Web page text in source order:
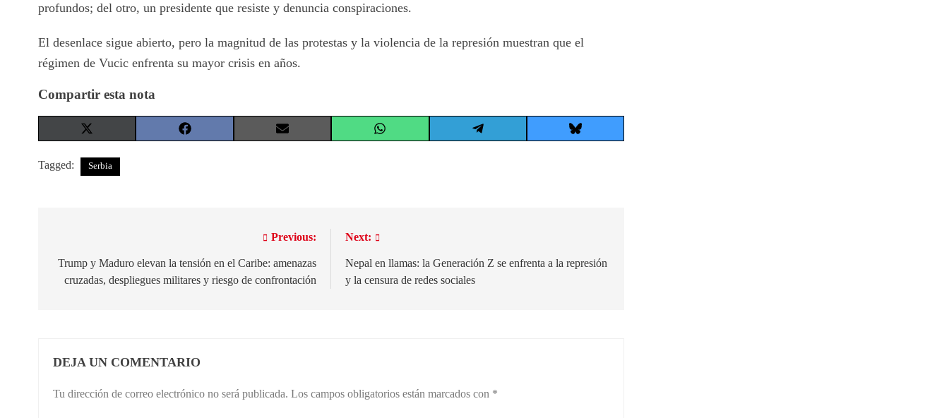
profundos; del otro, un presidente que resiste y denuncia conspiraciones.
El desenlace sigue abierto, pero la magnitud de las protestas y la violencia de la represión muestran que el
régimen de Vucic enfrenta su mayor crisis en años.
Compartir esta nota
Share
X
(Twitter)
Share
Share
Share
Share
Share
Tagged: Serbia
de
Previous:
Trump y Maduro elevan la tensión en el Caribe: amenazas
cruzadas, despliegues militares y riesgo de confrontación
Next:
Nepal en llamas: la Generación Z se enfrenta a la represión
y la censura de redes sociales
DEJA UN COMENTARIO
Tu dirección de correo electrónico no será publicada. Los campos obligatorios están marcados con *